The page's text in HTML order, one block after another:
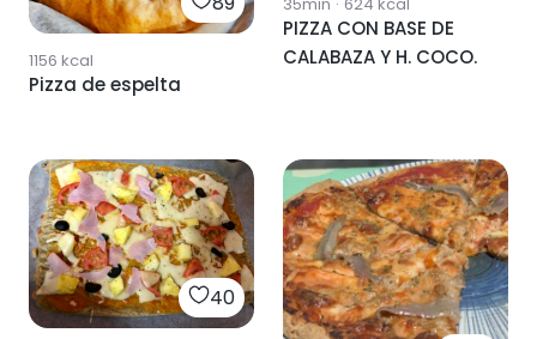
1156 kcal
Pizza de espelta
35min · 624 kcal
PIZZA CON BASE DE
CALABAZA Y H. COCO.
40